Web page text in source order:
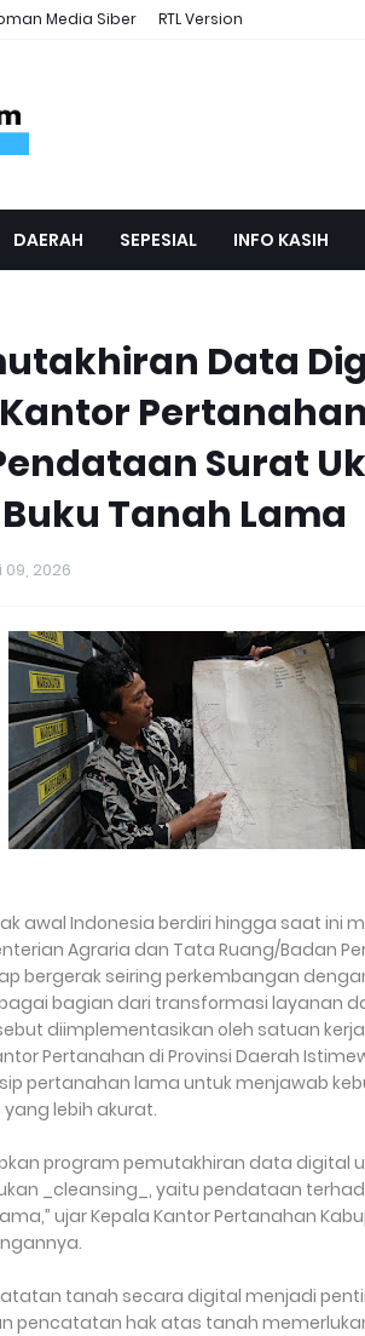
Media Siber RTL Version
DAERAH SEPESIAL INFO KASIH
Data
Surat
Tanah Lama
09, 2026
awal Indonesia berdiri hingga saat ini
Agraria dan Tata Ruang/Badan
bergerak seiring perkembangan
bagian dari transformasi layanan
diimplementasikan oleh satuan
Pertanahan di Provinsi Daerah
pertanahan lama untuk menjawab
lebih akurat.
program pemutakhiran data digital
_cleansing_, yaitu pendataan
ujar Kepala Kantor Pertanahan
tanah secara digital menjadi
pencatatan hak atas tanah